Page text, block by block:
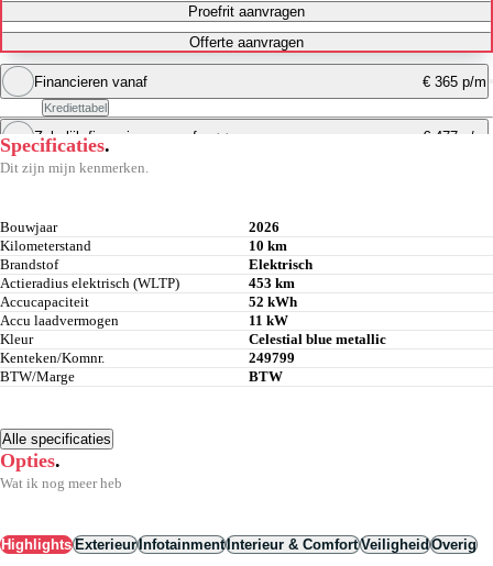
Proefrit aanvragen
Offerte aanvragen
Financieren vanaf € 365 p/m
Krediettabel
Zakelijk financieren vanaf excl. btw € 477 p/m
Specificaties.
Dit zijn mijn kenmerken.
Bouwjaar
2026
Kilometerstand
10 km
Brandstof
Elektrisch
Actieradius elektrisch (WLTP)
453 km
Accucapaciteit
52 kWh
Accu laadvermogen
11 kW
Kleur
Celestial blue metallic
Kenteken/Komnr.
249799
BTW/Marge
BTW
Alle specificaties
Opties.
Wat ik nog meer heb
HighlightsExterieurInfotainmentInterieur & ComfortVeiligheidOverig